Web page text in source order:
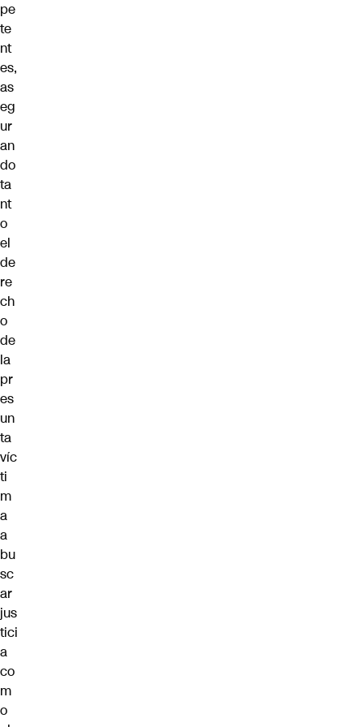
pe
te
nt
es,
as
eg
ur
an
do
ta
nt
o
el
de
re
ch
o
de
la
pr
es
un
ta
víc
ti
m
a
a
bu
sc
ar
jus
tici
a
co
m
o